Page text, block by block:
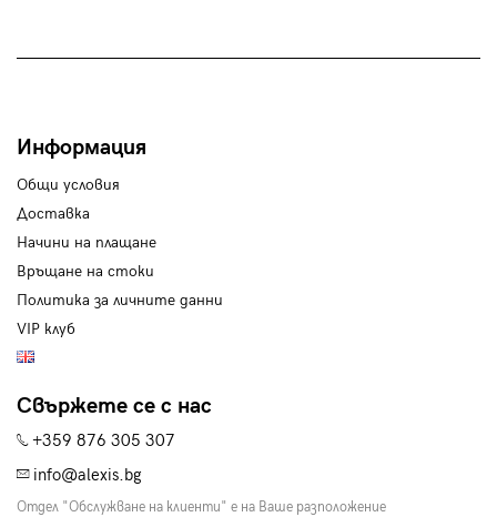
Информация
Общи условия
Доставка
Начини на плащане
Връщане на стоки
Политика за личните данни
VIP клуб
Свържете се с нас
+359 876 305 307
info@alexis.bg
Отдел "Обслужване на клиенти" е на Ваше разположение